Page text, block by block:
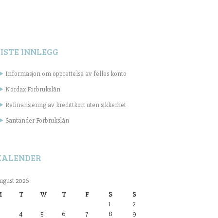
INNLEGG
Informasjon om opprettelse av felles konto
Nordax Forbrukslån
Refinansiering av kredittkort uten sikkerhet
Santander Forbrukslån
2026
T W T F S
S
1
2
4
5 6 7 8 9